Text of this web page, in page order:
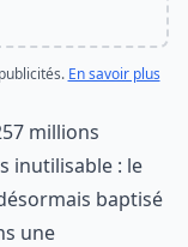
En savoir plus
millions
inutilisable : le
baptisé
une